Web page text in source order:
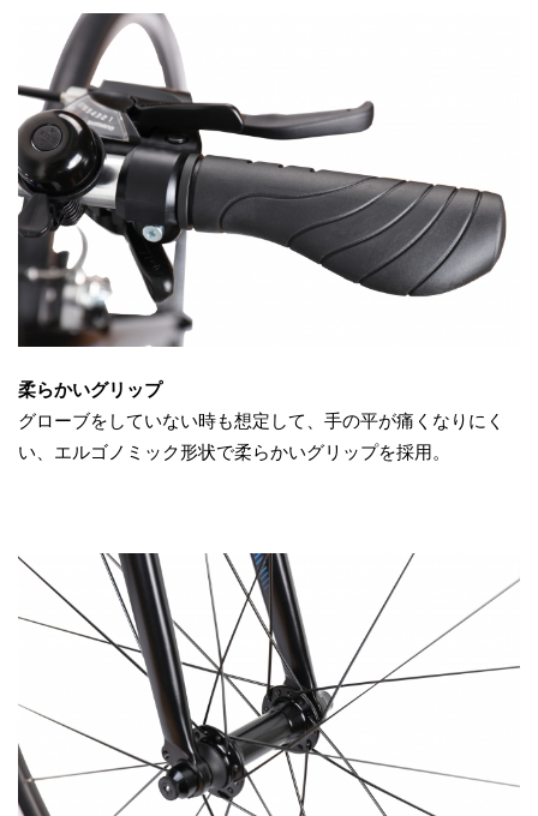
柔らかいグリップ
グローブをしていない時も想定して、手の平が痛くなりにく
い、エルゴノミック形状で柔らかいグリップを採用。